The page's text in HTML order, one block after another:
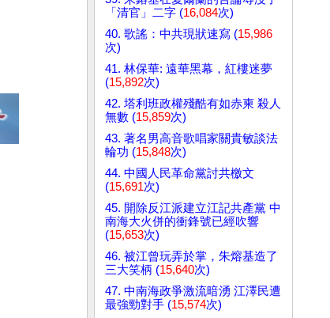
「清官」二字 (16,084次)
40. 歌謠：中共現狀速寫 (15,986
次)
41. 林保華: 遠華黑幕，紅樓迷夢
(15,892次)
42. 塔利班政權殘酷有如赤柬 殺人
無數 (15,859次)
43. 著名男高音歌唱家關貴敏談法
輪功 (15,848次)
44. 中國人民革命黨討共檄文
(15,691次)
45. 開除反江派建立江記共產黨 中
南海大火併的衝鋒號已經吹響
(15,653次)
46. 被江曾玩弄於掌，朱熔基造了
三大笑柄 (15,640次)
47. 中南海政爭激流暗湧 江澤民遭
最強勁對手 (15,574次)